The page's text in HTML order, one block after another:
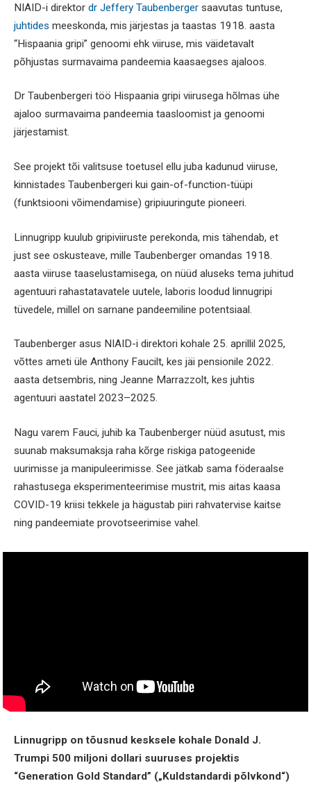
NIAID-i direktor dr Jeffery Taubenberger saavutas tuntuse,
juhtides meeskonda, mis järjestas ja taastas 1918. aasta
“Hispaania gripi” genoomi ehk viiruse, mis väidetavalt
põhjustas surmavaima pandeemia kaasaegses ajaloos.
Dr Taubenbergeri töö Hispaania gripi viirusega hõlmas ühe
ajaloo surmavaima pandeemia taasloomist ja genoomi
järjestamist.
See projekt tõi valitsuse toetusel ellu juba kadunud viiruse,
kinnistades Taubenbergeri kui gain-of-function-tüüpi
(funktsiooni võimendamise) gripiuuringute pioneeri.
Linnugripp kuulub gripiviiruste perekonda, mis tähendab, et
just see oskusteave, mille Taubenberger omandas 1918.
aasta viiruse taaselustamisega, on nüüd aluseks tema juhitud
agentuuri rahastatavatele uutele, laboris loodud linnugripi
tüvedele, millel on sarnane pandeemiline potentsiaal.
Taubenberger asus NIAID-i direktori kohale 25. aprillil 2025,
võttes ameti üle Anthony Faucilt, kes jäi pensionile 2022.
aasta detsembris, ning Jeanne Marrazzolt, kes juhtis
agentuuri aastatel 2023–2025.
Nagu varem Fauci, juhib ka Taubenberger nüüd asutust, mis
suunab maksumaksja raha kõrge riskiga patogeenide
uurimisse ja manipuleerimisse. See jätkab sama föderaalse
rahastusega eksperimenteerimise mustrit, mis aitas kaasa
COVID-19 kriisi tekkele ja hägustab piiri rahvatervise kaitse
ning pandeemiate provotseerimise vahel.
Linnugripp on tõusnud kesksele kohale Donald J.
Trumpi 500 miljoni dollari suuruses projektis
“Generation Gold Standard” („Kuldstandardi põlvkond“)